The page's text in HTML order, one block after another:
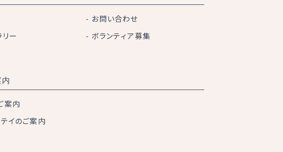
ー
お問い合わせ
ボランティア募集
案内
イのご案内